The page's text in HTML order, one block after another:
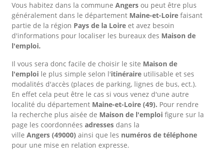
Vous habitez dans la commune Angers ou peut être plus
généralement dans le département Maine-et-Loire faisant
partie de la région Pays de la Loire et avez besoin
d'informations pour localiser les bureaux des Maison de
l'emploi.
Il vous sera donc facile de choisir le site Maison de
l'emploi le plus simple selon l'itinéraire utilisable et ses
modalités d'accès (places de parking, lignes de bus, ect.).
En effet cela peut être le cas si vous venez d'une autre
localité du département Maine-et-Loire (49). Pour rendre
la recherche plus aisée de Maison de l'emploi figure sur la
page les coordonnées adresses dans la
ville Angers (49000) ainsi que les numéros de téléphone
pour une mise en relation expresse.